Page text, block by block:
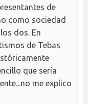
de
como sociedad
dos. En
de Tebas
que sería
me explico